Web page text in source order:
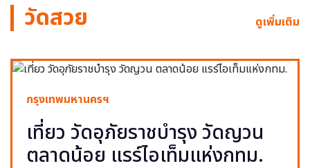
วัดสวย ดูเพิ่มเติม
กรุงเทพมหานครฯ
เที่ยว วัดอุภัยราชบำรุง วัดญวน
ตลาดน้อย แรร์ไอเท็มแห่งกทม.